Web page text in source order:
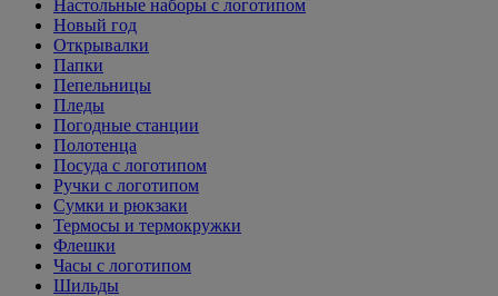
Настольные наборы с логотипом
Новый год
Открывалки
Папки
Пепельницы
Пледы
Погодные станции
Полотенца
Посуда с логотипом
Ручки с логотипом
Сумки и рюкзаки
Термосы и термокружки
Флешки
Часы с логотипом
Шильды